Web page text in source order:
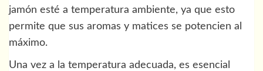
jamón esté a temperatura ambiente, ya que esto
permite que sus aromas y matices se potencien al
máximo.
Una vez a la temperatura adecuada, es esencial